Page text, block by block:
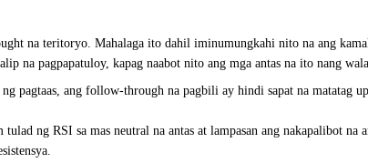
na teritoryo. Mahalaga ito dahil iminumungkahi nito na ang
na pagpapatuloy, kapag naabot nito ang mga antas na ito nang
pagtaas, ang follow-through na pagbili ay hindi sapat na matatag
ng RSI sa mas neutral na antas at lampasan ang nakapalibot na